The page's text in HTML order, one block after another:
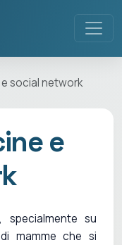
social network
e
specialmente su
mamme che si